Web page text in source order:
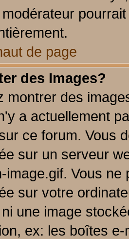
de page
des Images?
montrer des
a actuellement
ce forum. Vous
sur un serveur
image.gif. Vous
sur votre
une image
ex: les boîtes